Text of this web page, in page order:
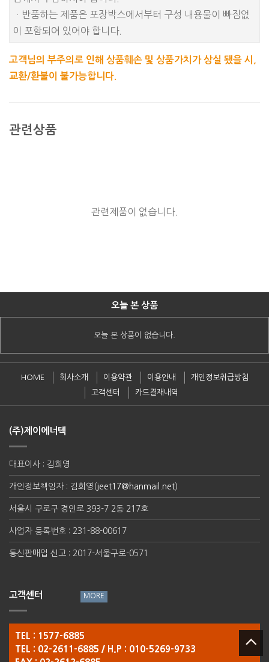
ㆍ반품하는 제품은 포장박스에서부터 구성 내용물이 빠짐없
이 포함되어 있어야 합니다.
고객님의 부주의로 인해 상품훼손 및 상품가치가 상실 됐을 시,
교환/환불이 불가능합니다.
관련상품
관련제품이 없습니다.
오늘 본 상품
오늘 본 상품이 없습니다.
HOME 회사소개 이용약관 이용안내
개인정보취급방침
고객센터
카드결재내역
(주)제이에너텍
대표이사 : 김희영
개인정보책임자 : 김희영(jeet17@hanmail.net)
서울시 구로구 경인로 393-7 2동 217호
사업자 등록번호 : 231-88-00617
통신판매업 신고 : 2017-서울구로-0571
고객센터
TEL : 1577-6885
TEL : 02-2611-6885 / H.P : 010-5269-9733